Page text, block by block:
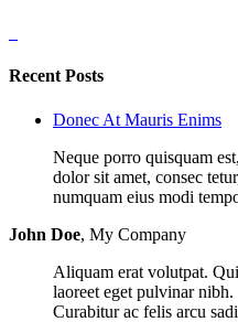
Recent Posts
Donec At Mauris Enims
Neque porro quisquam
dolor sit amet, consec
numquam eius modi
John Doe, My Company
Aliquam erat volutpat.
laoreet eget pulvinar nibh.
Curabitur ac felis arcu